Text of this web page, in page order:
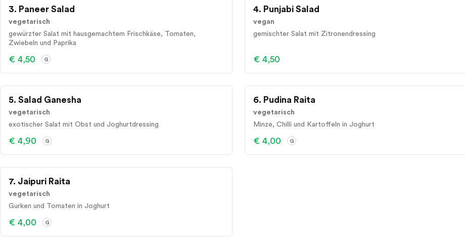
3. Paneer Salad
vegetarisch
gewürzter Salat mit hausgemachtem Frischkäse, Tomaten,
Zwiebeln und Paprika
€ 4,50 G
4. Punjabi Salad
vegan
gemischter Salat mit Zitronendressing
€ 4,50
5. Salad Ganesha
vegetarisch
exotischer Salat mit Obst und Joghurtdressing
€ 4,90 G
6. Pudina Raita
vegetarisch
Minze, Chilli und Kartoffeln in Joghurt
€ 4,00 G
7. Jaipuri Raita
vegetarisch
Gurken und Tomaten in Joghurt
€ 4,00 G